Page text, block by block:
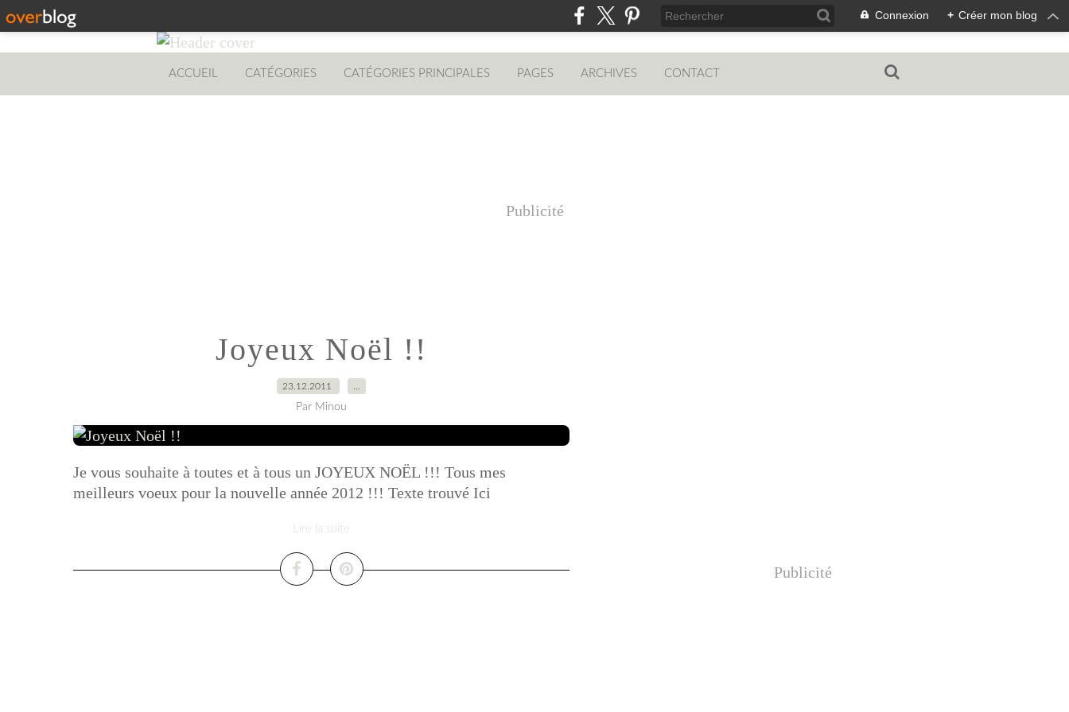
Connexion + Créer mon blog
ACCUEIL CATÉGORIES CATÉGORIES PRINCIPALES PAGES ARCHIVES CONTACT
Publicité
Joyeux Noël !!
23.12.2011
Par Minou
Je vous souhaite à toutes et à tous un JOYEUX NOËL !!! Tous mes
meilleurs voeux pour la nouvelle année 2012 !!! Texte trouvé Ici
Lire la suite
Publicité